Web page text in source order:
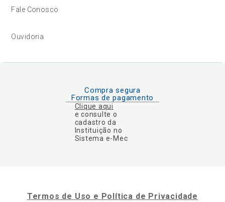
Fale Conosco
Ouvidoria
Compra segura
Formas de pagamento
Clique aqui
e consulte o
cadastro da
Instituição no
Sistema e-Mec
Termos de Uso e Política de Privacidade